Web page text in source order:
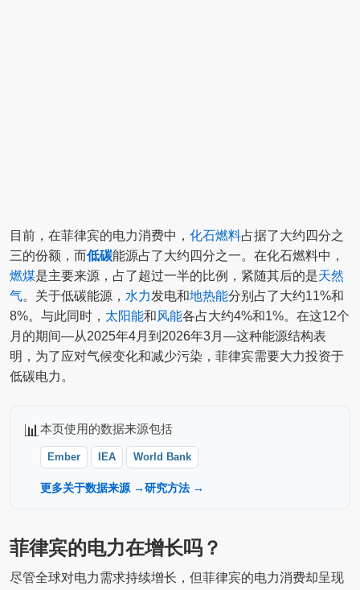
目前，在菲律宾的电力消费中， 化石燃料占据了大约四分之
三的份额，而低碳能源占了大约四分之一。在化石燃料中，
燃煤是主要来源，占了超过一半的比例，紧随其后的是天然
气。关于低碳能源， 水力发电和地热能分别占了大约11%和
8%。与此同时， 太阳能和风能各占大约4%和1%。在这12个
月的期间—从2025年4月到2026年3月—这种能源结构表
明，为了应对气候变化和减少污染，菲律宾需要大力投资于
低碳电力。
📊 本页使用的数据来源包括
Ember IEA World Bank
更多关于数据来源 →研究方法 →
菲律宾的电力在增长吗？
尽管全球对电力需求持续增长，但菲律宾的电力消费却呈现